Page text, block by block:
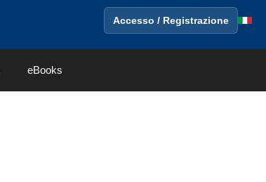
Accesso / Registrazione
eBooks